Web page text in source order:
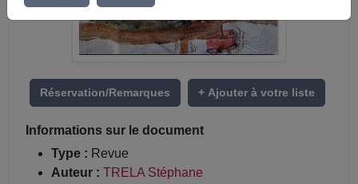
Réservation/Remarques + Ajouter à votre liste
Informations sur le document
Type : Revue
Auteur : TRELA Stéphane